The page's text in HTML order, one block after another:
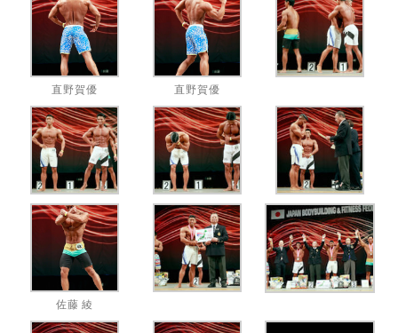
直野賀優 直野賀優
佐藤 綾